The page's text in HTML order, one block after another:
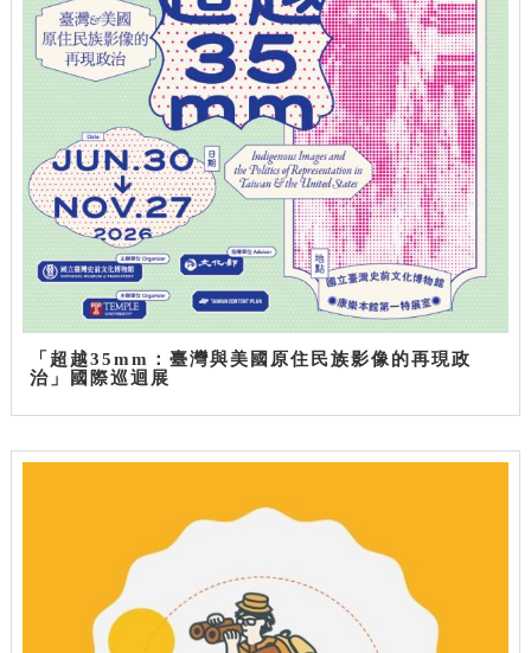
「超越35mm：臺灣與美國原住民族影像的再現政
治」國際巡迴展